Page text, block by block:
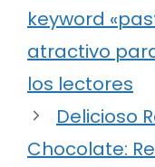
keyword
atractivo
los lectores
Delicioso
Chocolate: